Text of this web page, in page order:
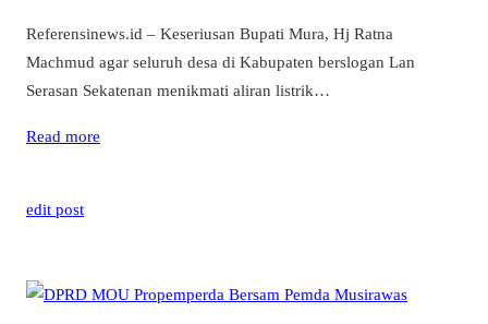
Referensinews.id – Keseriusan Bupati Mura, Hj Ratna
Machmud agar seluruh desa di Kabupaten berslogan Lan
Serasan Sekatenan menikmati aliran listrik…
Read more
edit post